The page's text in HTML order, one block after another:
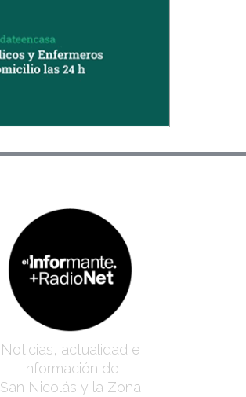
Noticias, actualidad e
Información de
San Nicolás y la Zona